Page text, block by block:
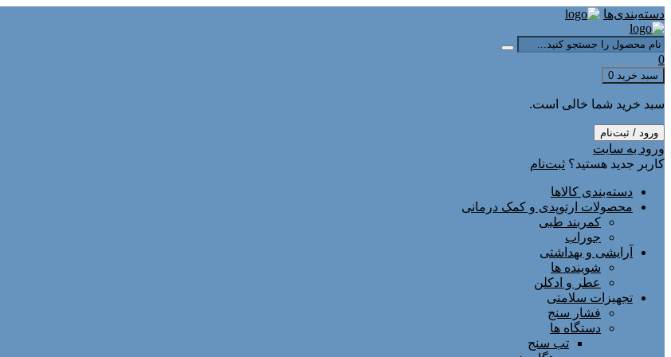
دسته‌بندی‌ها
0
سبد خرید 0
سبد خرید شما خالی است.
ورود / ثبت‌نام
ورود به سایت
کاربر جدید هستید؟ ثبت‌نام
دسته‌بندی کالاها
محصولات ارتوپدی و کمک درمانی
کمربند طبی
جوراب
آرایشی و بهداشتی
شوینده ها
عطر و ادکلن
تجهیزات سلامتی
فشار سنج
دستگاه ها
تب سنج